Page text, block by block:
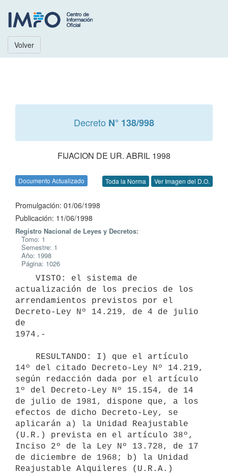
Volver
Decreto N° 138/998
FIJACION DE UR. ABRIL 1998
Documento Actualizado Toda la Norma Ver Imagen del D.O.
Promulgación: 01/06/1998
Publicación: 11/06/1998
Registro Nacional de Leyes y Decretos:
Tomo: 1
Semestre: 1
Año: 1998
Página: 1026
actualización de los precios de los
arrendamientos previstos por el
Decreto-Ley Nº 14.219, de 4 de julio
de
1974.-
14º del citado Decreto-Ley Nº 14.219,
según redacción dada por el artículo
1º del Decreto-Ley Nº 15.154, de 14
de julio de 1981, dispone que, a los
efectos de dicho Decreto-Ley, se
aplicarán a) la Unidad Reajustable
(U.R.) prevista en el artículo 38º,
Inciso 2º de la Ley Nº 13.728, de 17
de diciembre de 1968; b) la Unidad
Reajustable Alquileres (U.R.A.)